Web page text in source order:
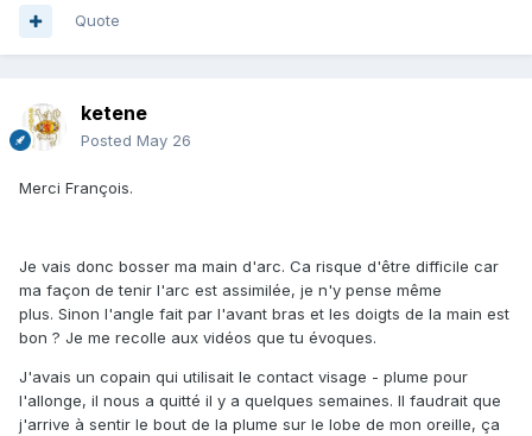
Quote
ketene
Posted May 26
Merci François.
Je vais donc bosser ma main d'arc. Ca risque d'être difficile car
ma façon de tenir l'arc est assimilée, je n'y pense même
plus. Sinon l'angle fait par l'avant bras et les doigts de la main est
bon ? Je me recolle aux vidéos que tu évoques.
J'avais un copain qui utilisait le contact visage - plume pour
l'allonge, il nous a quitté il y a quelques semaines. Il faudrait que
j'arrive à sentir le bout de la plume sur le lobe de mon oreille, ça